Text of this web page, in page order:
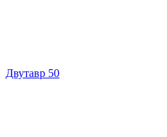
Двутавр 50